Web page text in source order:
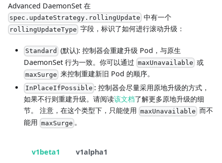
Advanced DaemonSet 在
spec.updateStrategy.rollingUpdate 中有一个
rollingUpdateType 字段，标识了如何进行滚动升级：
Standard (默认): 控制器会重建升级 Pod，与原生
DaemonSet 行为一致。你可以通过 maxUnavailable 或
maxSurge 来控制重建新旧 Pod 的顺序。
InPlaceIfPossible : 控制器会尽量采用原地升级的方式，
如果不行则重建升级。请阅读该文档了解更多原地升级的细
节。 注意，在这个类型下，只能使用 maxUnavailable 而不
能用 maxSurge 。
v1beta1 v1alpha1